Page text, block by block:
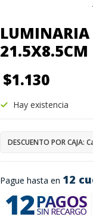
LUMINARIA
$1.130
Pague hasta en 12
Hay existencia
DESCUENTO POR